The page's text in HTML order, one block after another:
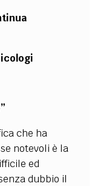
che ha
notevoli è la
ed
dubbio il